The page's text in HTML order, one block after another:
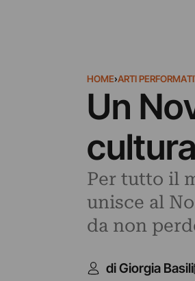
HOME›ARTI
Un
Per tutto il
unisce al
da non
di Giorgia Basili